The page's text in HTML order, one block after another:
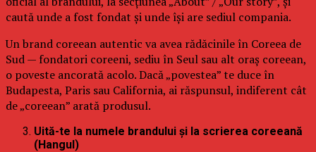
caută unde a fost fondat și unde își are sediul compania.
Un brand coreean autentic va avea rădăcinile în Coreea de
Sud — fondatori coreeni, sediu în Seul sau alt oraș coreean,
o poveste ancorată acolo. Dacă „povestea” te duce în
Budapesta, Paris sau California, ai răspunsul, indiferent cât
de „coreean” arată produsul.
Uită-te la numele brandului și la scrierea coreeană
(Hangul)